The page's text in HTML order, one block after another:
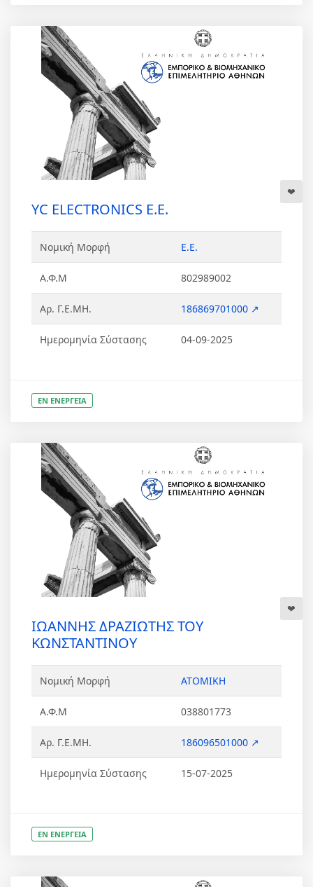
YC ELECTRONICS Ε.Ε.
Νομική Μορφή Ε.Ε.
Α.Φ.Μ 802989002
Αρ. Γ.Ε.ΜΗ. 186869701000 ↗
Ημερομηνία Σύστασης 04-09-2025
ΕΝ ΕΝΕΡΓΕΙΑ
ΙΩΑΝΝΗΣ ΔΡΑΖΙΩΤΗΣ ΤΟΥ
ΚΩΝΣΤΑΝΤΙΝΟΥ
Νομική Μορφή ΑΤΟΜΙΚΗ
Α.Φ.Μ 038801773
Αρ. Γ.Ε.ΜΗ. 186096501000 ↗
Ημερομηνία Σύστασης 15-07-2025
ΕΝ ΕΝΕΡΓΕΙΑ